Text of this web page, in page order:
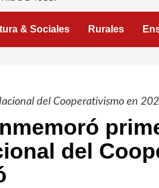
& Sociales Rurales
del Cooperativismo en
del